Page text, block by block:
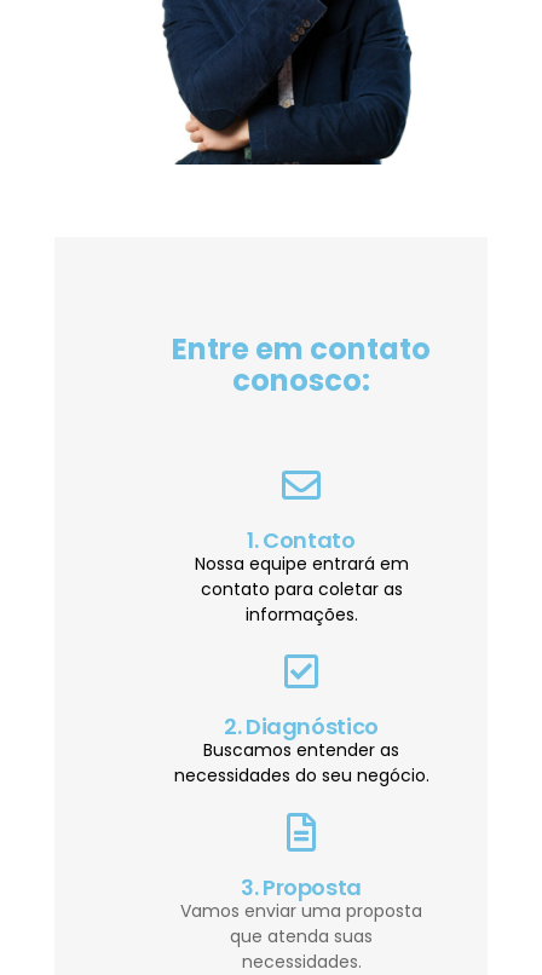
Entre em contato
conosco:
1. Contato
Nossa equipe entrará em
contato para coletar as
informações.
2. Diagnóstico
Buscamos entender as
necessidades do seu negócio.
3. Proposta
Vamos enviar uma proposta
que atenda suas
necessidades.